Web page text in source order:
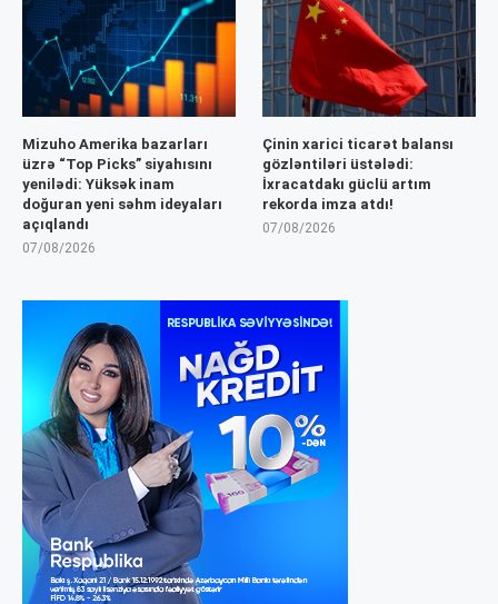
Mizuho Amerika bazarları
üzrə “Top Picks” siyahısını
yenilədi: Yüksək inam
doğuran yeni səhm ideyaları
açıqlandı
07/08/2026
Çinin xarici ticarət balansı
gözləntiləri üstələdi:
İxracatdakı güclü artım
rekorda imza atdı!
07/08/2026